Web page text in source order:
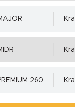
Rz=1,0÷5,0µm,
260